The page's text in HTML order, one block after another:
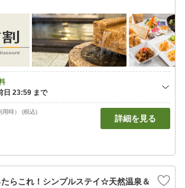
用時） (税込)
詳細を見る
たらこれ！シンプルステイ☆天然温泉＆